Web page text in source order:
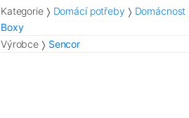
Kategorie Domácí potřeby Domácnost
Boxy
Výrobce
Sencor